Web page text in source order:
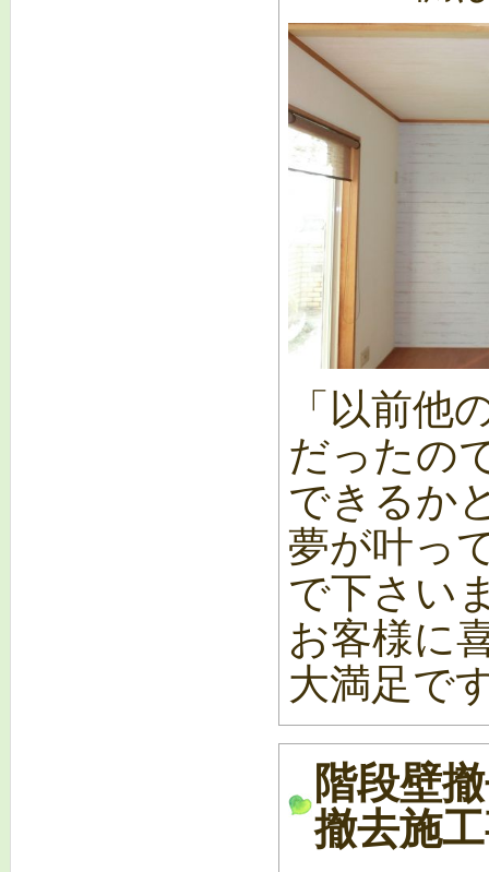
「以前他
だったの
できるか
夢が叶っ
で下さい
お客様に
大満足で
階段壁
撤去施